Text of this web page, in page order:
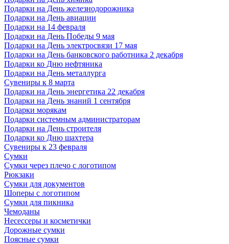
Подарки на День железнодорожника
Подарки на День авиации
Подарки на 14 февраля
Подарки на День Победы 9 мая
Подарки на День электросвязи 17 мая
Подарки на День банковского работника 2 декабря
Подарки ко Дню нефтяника
Подарки на День металлурга
Сувениры к 8 марта
Подарки на День энергетика 22 декабря
Подарки на День знаний 1 сентября
Подарки морякам
Подарки системным администраторам
Подарки на День строителя
Подарки ко Дню шахтера
Сувениры к 23 февраля
Сумки
Сумки через плечо с логотипом
Рюкзаки
Сумки для документов
Шоперы с логотипом
Сумки для пикника
Чемоданы
Несессеры и косметички
Дорожные сумки
Поясные сумки